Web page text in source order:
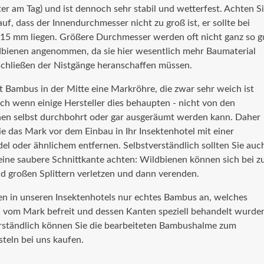
am Tag) und ist dennoch sehr stabil und wetterfest. Achten
dass der Innendurchmesser nicht zu groß ist, er sollte bei
mm liegen. Größere Durchmesser werden oft nicht ganz so
angenommen, da sie hier wesentlich mehr Baumaterial
der Nistgänge heranschaffen müssen.
Bambus in der Mitte eine Markröhre, die zwar sehr weich ist
wenn einige Hersteller dies behaupten - nicht von den
selbst durchbohrt oder gar ausgeräumt werden kann. Daher
das Mark vor dem Einbau in Ihr Insektenhotel mit einer
oder ähnlichem entfernen. Selbstverständlich sollten Sie
saubere Schnittkante achten: Wildbienen können sich bei
großen Splittern verletzen und dann verenden.
in unseren Insektenhotels nur echtes Bambus an, welches
vom Mark befreit und dessen Kanten speziell behandelt
können Sie die bearbeiteten Bambushalme zum
bei uns kaufen.